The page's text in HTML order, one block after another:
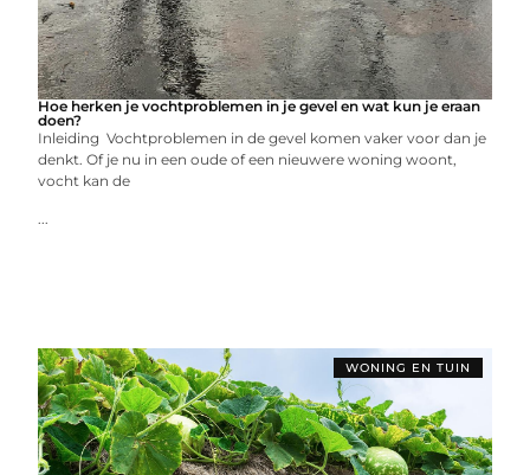
Hoe herken je vochtproblemen in je gevel en wat kun je eraan
doen?
Inleiding Vochtproblemen in de gevel komen vaker voor dan je
denkt. Of je nu in een oude of een nieuwere woning woont,
vocht kan de
...
WONING EN TUIN